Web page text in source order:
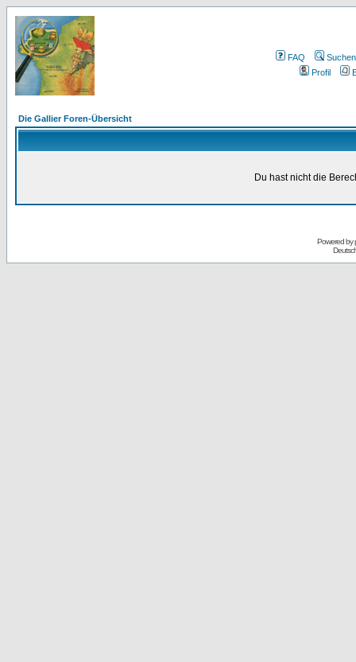
FAQ
Suchen
Profil
Die Gallier Foren-Übersicht
Du hast nicht die
Powered by